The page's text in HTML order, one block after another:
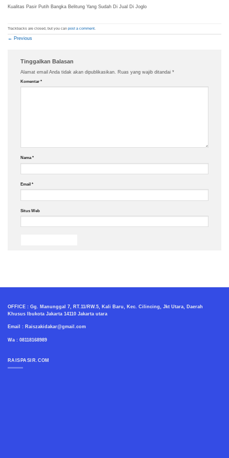
Kualitas Pasir Putih Bangka Belitung Yang Sudah Di Jual Di Joglo
Trackbacks are closed, but you can post a comment.
← Previous
Tinggalkan Balasan
Alamat email Anda tidak akan dipublikasikan. Ruas yang wajib ditandai *
Komentar *
Nama*
Email *
Situs Web
OFFICE : Gg. Manunggal 7, RT.11/RW.5, Kali Baru, Kec. Cilincing, Jkt Utara, Daerah
Khusus Ibukota Jakarta 14110 Jakarta utara
Email : Raiszakidakar@gmail.com
Wa : 08118168989
RAISPASIR.COM